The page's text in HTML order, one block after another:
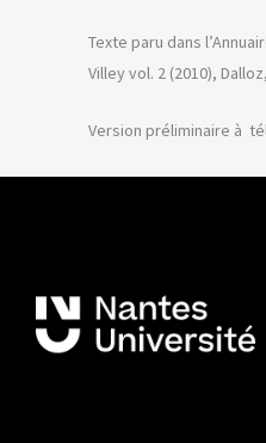
Texte paru dans
Villey vol. 2 (2010),
Version préliminaire à